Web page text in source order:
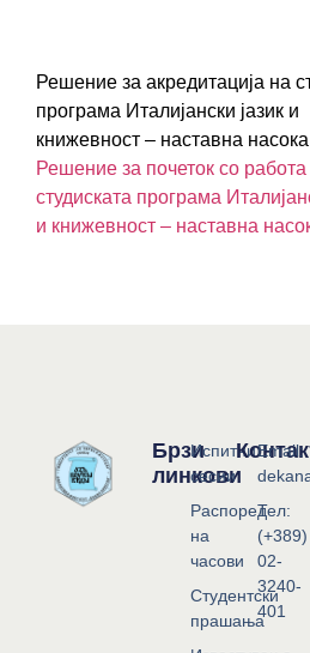
Решение за акредитација на
програма Италијански јазик и
книжевност – наставна насока
Решение за почеток со работа
студиската програма
и книжевност – наставна
Брзи
линкови
Испитни
сесии
Распоред
на
часови
Студентски
прашања
Email:
Тел:
(+389)
02-
3240-
401